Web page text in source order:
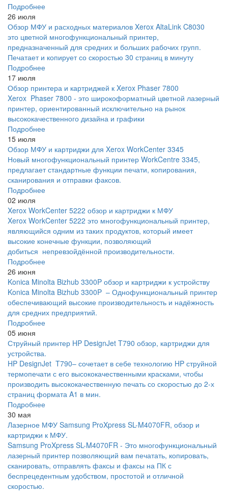
Подробнее
26 июля
Обзор МФУ и расходных материалов Xerox AltaLink C8030
это цветной многофункциональный принтер,
предназначенный для средних и больших рабочих групп.
Печатает и копирует со скоростью 30 страниц в минуту
Подробнее
17 июля
Обзор принтера и картриджей к Xerox Phaser 7800
Xerox Phaser 7800 - это широкоформатный цветной лазерный
принтер, ориентированный исключительно на рынок
высококачественного дизайна и графики
Подробнее
15 июля
Обзор МФУ и картриджи для Xerox WorkCenter 3345
Новый многофункциональный принтер WorkCentre 3345,
предлагает стандартные функции печати, копирования,
сканирования и отправки факсов.
Подробнее
02 июля
Xerox WorkCenter 5222 обзор и картриджи к МФУ
Xerox WorkCenter 5222 это многофункциональный принтер,
являющийся одним из таких продуктов, который имеет
высокие конечные функции, позволяющий
добиться непревзойдённой производительности.
Подробнее
26 июня
Konica Minolta Bizhub 3300P обзор и картриджи к устройству
Konica Minolta Bizhub 3300P – Однофункциональный принтер
обеспечивающий высокие производительность и надёжность
для средних предприятий.
Подробнее
05 июня
Струйный принтер HP DesignJet T790 обзор, картриджи для
устройства.
HP DesignJet T790– сочетает в себе технологию HP струйной
термопечати с его высококачественными красками, чтобы
производить высококачественную печать со скоростью до 2-х
страниц формата A1 в мин.
Подробнее
30 мая
Лазерное МФУ Samsung ProXpress SL-M4070FR, обзор и
картриджи к МФУ.
Samsung ProXpress SL-M4070FR - Это многофункциональный
лазерный принтер позволяющий вам печатать, копировать,
сканировать, отправлять факсы и факсы на ПК с
беспрецедентным удобством, простотой и отличной
скоростью.